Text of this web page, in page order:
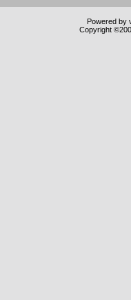
Powered by
Copyright